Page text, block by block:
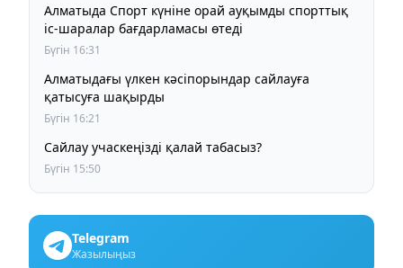
Алматыда Спорт күніне орай ауқымды спорттық
іс-шаралар бағдарламасы өтеді
Бүгін 16:31
Алматыдағы үлкен кәсіпорындар сайлауға
қатысуға шақырды
Бүгін 16:21
Сайлау учаскеңізді қалай табасыз?
Бүгін 15:50
Telegram
Жазылыңыз